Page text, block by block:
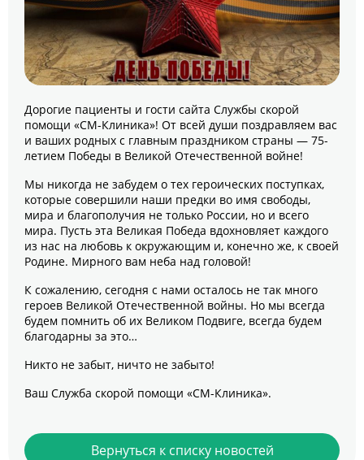
Дорогие пациенты и гости сайта Службы скорой
помощи «СМ-Клиника»! От всей души поздравляем вас
и ваших родных с главным праздником страны — 75-
летием Победы в Великой Отечественной войне!
Мы никогда не забудем о тех героических поступках,
которые совершили наши предки во имя свободы,
мира и благополучия не только России, но и всего
мира. Пусть эта Великая Победа вдохновляет каждого
из нас на любовь к окружающим и, конечно же, к своей
Родине. Мирного вам неба над головой!
К сожалению, сегодня с нами осталось не так много
героев Великой Отечественной войны. Но мы всегда
будем помнить об их Великом Подвиге, всегда будем
благодарны за это…
Никто не забыт, ничто не забыто!
Ваш Служба скорой помощи «СМ-Клиника».
Вернуться к списку новостей